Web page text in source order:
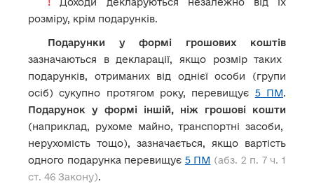
розміру, крім подарунків.
Подарунки у формі грошових коштів
зазначаються в декларації, якщо розмір таких
подарунків, отриманих від однієї особи (групи
осіб) сукупно протягом року, перевищує 5 ПМ.
Подарунок у формі іншій, ніж грошові кошти
(наприклад, рухоме майно, транспортні засоби,
нерухомість тощо), зазначається, якщо вартість
одного подарунка перевищує 5 ПМ (абз. 2 п. 7 ч. 1
ст. 46 Закону).